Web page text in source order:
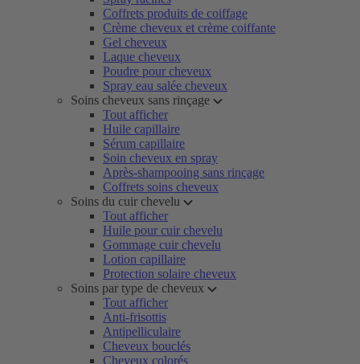
Coffrets produits de coiffage
Crème cheveux et crème coiffante
Gel cheveux
Laque cheveux
Poudre pour cheveux
Spray eau salée cheveux
Soins cheveux sans rinçage
Tout afficher
Huile capillaire
Sérum capillaire
Soin cheveux en spray
Après-shampooing sans rinçage
Coffrets soins cheveux
Soins du cuir chevelu
Tout afficher
Huile pour cuir chevelu
Gommage cuir chevelu
Lotion capillaire
Protection solaire cheveux
Soins par type de cheveux
Tout afficher
Anti-frisottis
Antipelliculaire
Cheveux bouclés
Cheveux colorés